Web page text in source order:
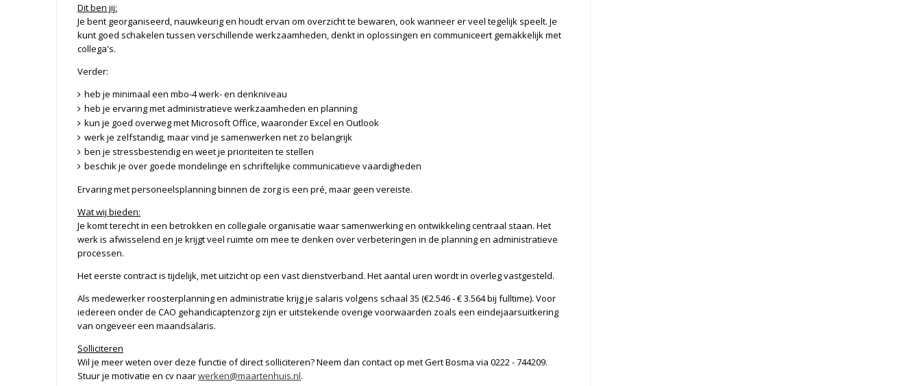
Dit ben jij:
Je bent georganiseerd, nauwkeurig en houdt ervan om overzicht te bewaren, ook wanneer er veel tegelijk speelt. Je
kunt goed schakelen tussen verschillende werkzaamheden, denkt in oplossingen en communiceert gemakkelijk met
collega's.
Verder:
heb je minimaal een mbo-4 werk- en denkniveau
heb je ervaring met administratieve werkzaamheden en planning
kun je goed overweg met Microsoft Office, waaronder Excel en Outlook
werk je zelfstandig, maar vind je samenwerken net zo belangrijk
ben je stressbestendig en weet je prioriteiten te stellen
beschik je over goede mondelinge en schriftelijke communicatieve vaardigheden
Ervaring met personeelsplanning binnen de zorg is een pré, maar geen vereiste.
Wat wij bieden:
Je komt terecht in een betrokken en collegiale organisatie waar samenwerking en ontwikkeling centraal staan. Het
werk is afwisselend en je krijgt veel ruimte om mee te denken over verbeteringen in de planning en administratieve
processen.
Het eerste contract is tijdelijk, met uitzicht op een vast dienstverband. Het aantal uren wordt in overleg vastgesteld.
Als medewerker roosterplanning en administratie krijg je salaris volgens schaal 35 (€2.546 - € 3.564 bij fulltime). Voor
iedereen onder de CAO gehandicaptenzorg zijn er uitstekende overige voorwaarden zoals een eindejaarsuitkering
van ongeveer een maandsalaris.
Solliciteren
Wil je meer weten over deze functie of direct solliciteren? Neem dan contact op met Gert Bosma via 0222 - 744209.
Stuur je motivatie en cv naarwerken@maartenhuis.nl.